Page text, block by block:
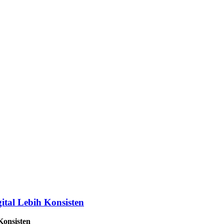
Lebih Konsisten